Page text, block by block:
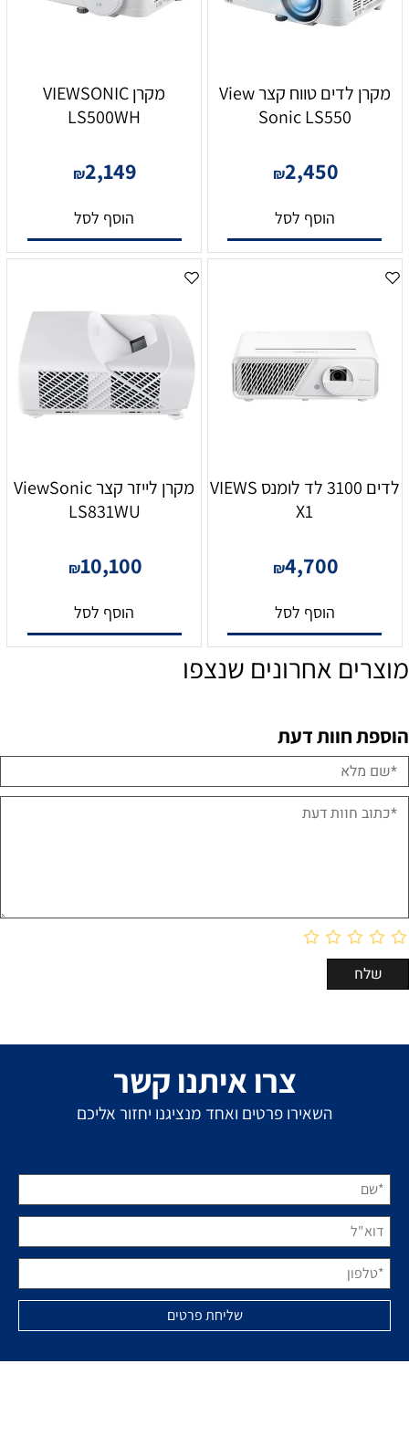
מקרן לדים טווח קצר View
Sonic LS550
₪2,450
הוסף לסל
מקרן VIEWSONIC
LS500WH
₪2,149
הוסף לסל
לדים 3100 לד לומנס VIEWS
X1
₪4,700
הוסף לסל
מקרן לייזר קצר ViewSonic
LS831WU
₪10,100
הוסף לסל
מוצרים אחרונים שנצפו
הוספת חוות דעת
צרו איתנו קשר
השאירו פרטים ואחד מנציגנו יחזור אליכם